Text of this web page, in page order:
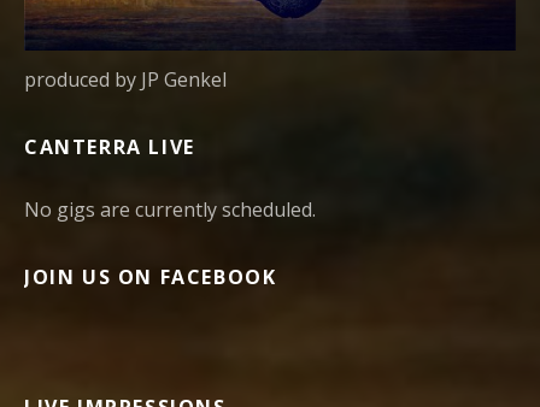
produced by JP Genkel
CANTERRA LIVE
No gigs are currently scheduled.
JOIN US ON FACEBOOK